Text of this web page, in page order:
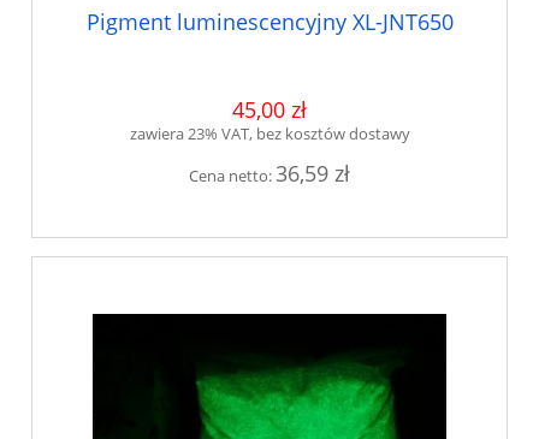
Pigment luminescencyjny XL-JNT650
45,00 zł
zawiera 23% VAT, bez kosztów dostawy
Cena netto:36,59 zł